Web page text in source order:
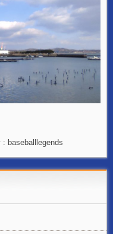
: baseballlegends